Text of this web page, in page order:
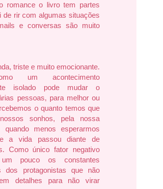
romance o livro tem partes
de rir com algumas situações
e conversas são muito
triste e muito emocionante.
um acontecimento
isolado pode mudar o
pessoas, para melhor ou
o quanto temos que
sonhos, pela nossa
quando menos esperarmos
a vida passou diante de
Como único fator negativo
pouco os constantes
dos protagonistas que não
detalhes para não virar